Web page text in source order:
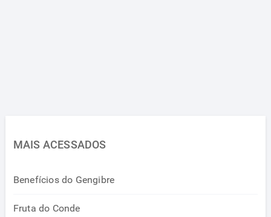
MAIS ACESSADOS
Benefícios do Gengibre
Fruta do Conde